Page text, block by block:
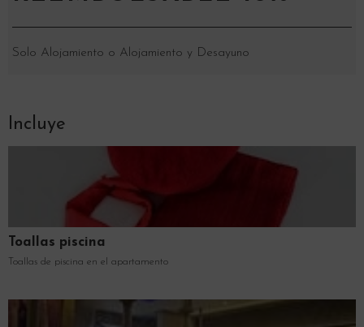
Solo Alojamiento o Alojamiento y Desayuno
Incluye
Toallas piscina
Toallas de piscina en el apartamento